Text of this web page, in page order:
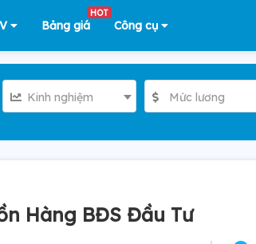
Bảng giá
HOT
Công cụ
Kinh nghiệm Mức lương
Hàng BĐS Đầu Tư